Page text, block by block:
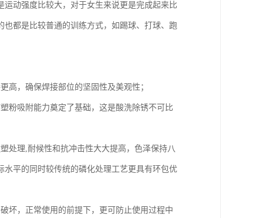
动强度比较大，对于女生来说更是完成起来比
都是比较普通的训练方式，如踢球、打球、跑
高，确保焊接部位的坚固性及美观性；
粉吸附能力奠定了基础，这是酸洗除锈不可比
处理,耐候性和抗冲击性大大提高，色泽保持八
平的同时较传统的磷化处理工艺更具有环包优
坏，正常使用的前提下，更可防止使用过程中